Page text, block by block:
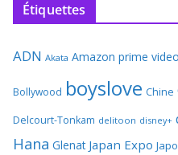
Étiquettes
ADN Akata Amazon prime video
Bollywood boyslove Chine
Delcourt-Tonkam delitoon disney+
Hana Glenat Japan Expo